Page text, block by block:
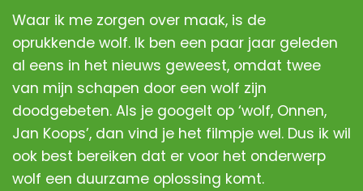
Waar ik me zorgen over maak, is de
oprukkende wolf. Ik ben een paar jaar geleden
al eens in het nieuws geweest, omdat twee
van mijn schapen door een wolf zijn
doodgebeten. Als je googelt op ‘wolf, Onnen,
Jan Koops’, dan vind je het filmpje wel. Dus ik wil
ook best bereiken dat er voor het onderwerp
wolf een duurzame oplossing komt.